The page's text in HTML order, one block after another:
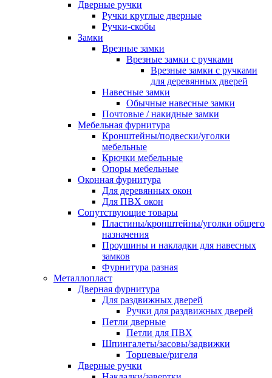
Дверные ручки
Ручки круглые дверные
Ручки-скобы
Замки
Врезные замки
Врезные замки с ручками
Врезные замки с ручками
для деревянных дверей
Навесные замки
Обычные навесные замки
Почтовые / накидные замки
Мебельная фурнитура
Кронштейны/подвески/уголки
мебельные
Крючки мебельные
Опоры мебельные
Оконная фурнитура
Для деревянных окон
Для ПВХ окон
Сопутствующие товары
Пластины/кронштейны/уголки общего
назначения
Проушины и накладки для навесных
замков
Фурнитура разная
Металлопласт
Дверная фурнитура
Для раздвижных дверей
Ручки для раздвижных дверей
Петли дверные
Петли для ПВХ
Шпингалеты/засовы/задвижки
Торцевые/ригеля
Дверные ручки